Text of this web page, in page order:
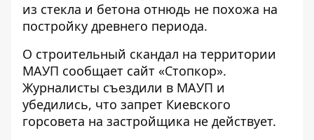
из стекла и бетона отнюдь не похожа на
постройку древнего периода.
О строительный скандал на территории
МАУП сообщает сайт «Стопкор».
Журналисты съездили в МАУП и
убедились, что запрет Киевского
горсовета на застройщика не действует.